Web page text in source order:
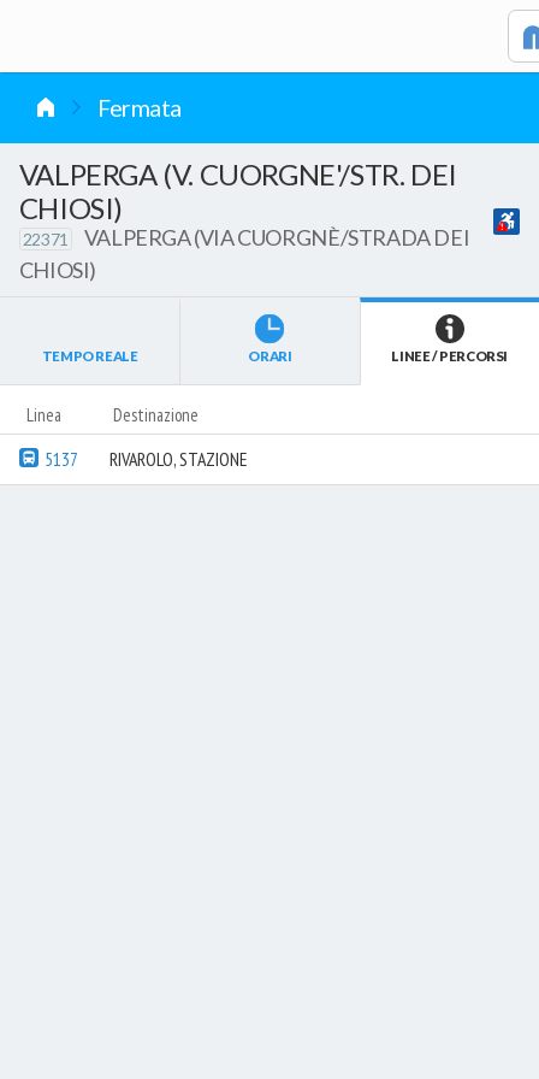
Fermata
VALPERGA (V. CUORGNE'/STR. DEI
CHIOSI)
22371
VALPERGA (VIA CUORGNÈ/STRADA DEI
CHIOSI)
TEMPO REALE ORARI LINEE / PERCORSI
Linea Destinazione
5137 RIVAROLO, STAZIONE